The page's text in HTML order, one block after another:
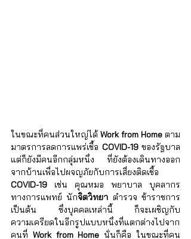
ในขณะที่คนส่วนใหญ่ได้ Work from Home ตาม
มาตรการลดการแพร่เชื้อ COVID-19 ของรัฐบาล
แต่ก็ยังมีคนอีกกลุ่มหนึ่ง ที่ยังต้องเดินทางออก
COVID-19 เช่น คุณหมอ พยาบาล บุคลากร
ทางการแพทย์ นักจิตวิทยา ตำรวจ ข้าราชการ
เป็นต้น ซึ่งบุคคลเหล่านี้ ก็จะเผชิญกับ
ความเครียดในอีกรูปแบบหนึ่งที่แตกต่างไปจาก
คนที่ Work from Home